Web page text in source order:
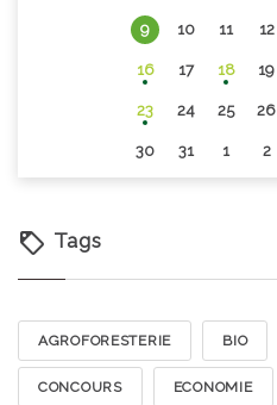
9 10 11 12
16 17 18 19
23 24 25 26
30 31 1 2
Tags
AGROFORESTERIE BIO
CONCOURS ECONOMIE